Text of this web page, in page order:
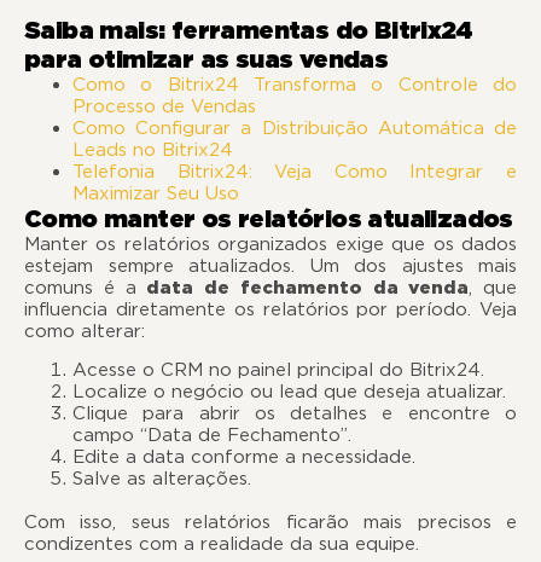
Saiba mais: ferramentas do Bitrix24
para otimizar as suas vendas
Como o Bitrix24 Transforma o Controle do
Processo de Vendas
Como Configurar a Distribuição Automática de
Leads no Bitrix24
Telefonia Bitrix24: Veja Como Integrar e
Maximizar Seu Uso
Como manter os relatórios atualizados
Manter os relatórios organizados exige que os dados
estejam sempre atualizados. Um dos ajustes mais
comuns é a data de fechamento da venda, que
influencia diretamente os relatórios por período. Veja
como alterar:
Acesse o CRM no painel principal do Bitrix24.
Localize o negócio ou lead que deseja atualizar.
Clique para abrir os detalhes e encontre o
campo “Data de Fechamento”.
Edite a data conforme a necessidade.
Salve as alterações.
Com isso, seus relatórios ficarão mais precisos e
condizentes com a realidade da sua equipe.